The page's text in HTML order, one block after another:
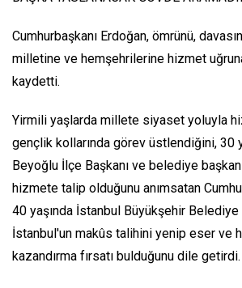
Cumhurbaşkanı Erdoğan, ömrünü,
milletine ve hemşehrilerine hizmet uğruna
kaydetti.
Yirmili yaşlarda millete siyaset yoluyla
gençlik kollarında görev üstlendiğini, 30
Beyoğlu İlçe Başkanı ve belediye
hizmete talip olduğunu anımsatan
40 yaşında İstanbul Büyükşehir Belediye
İstanbul'un makûs talihini yenip eser ve
kazandırma fırsatı bulduğunu dile getirdi.